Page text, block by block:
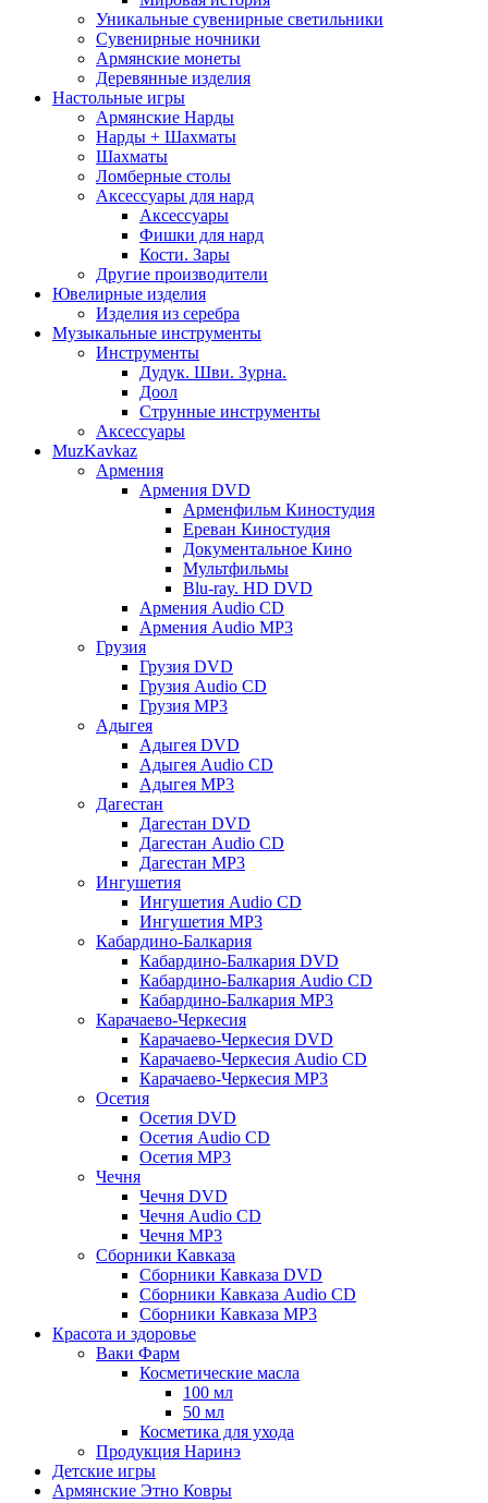
Уникальные сувенирные светильники
Сувенирные ночники
Армянские монеты
Деревянные изделия
Настольные игры
Армянские Нарды
Нарды + Шахматы
Шахматы
Ломберные столы
Аксессуары для нард
Аксессуары
Фишки для нард
Кости. Зары
Другие производители
Ювелирные изделия
Изделия из серебра
Музыкальные инструменты
Инструменты
Дудук. Шви. Зурна.
Доол
Струнные инструменты
Аксессуары
MuzKavkaz
Армения
Армения DVD
Арменфильм Киностудия
Ереван Киностудия
Документальное Кино
Мультфильмы
Blu-ray. HD DVD
Армения Audio CD
Армения Audio MP3
Грузия
Грузия DVD
Грузия Audio CD
Грузия MP3
Адыгея
Адыгея DVD
Адыгея Audio CD
Адыгея MP3
Дагестан
Дагестан DVD
Дагестан Audio CD
Дагестан MP3
Ингушетия
Ингушетия Audio CD
Ингушетия MP3
Кабардино-Балкария
Кабардино-Балкария DVD
Кабардино-Балкария Audio CD
Кабардино-Балкария MP3
Карачаево-Черкесия
Карачаево-Черкесия DVD
Карачаево-Черкесия Audio CD
Карачаево-Черкесия MP3
Осетия
Осетия DVD
Осетия Audio CD
Осетия MP3
Чечня
Чечня DVD
Чечня Audio CD
Чечня MP3
Сборники Кавказа
Сборники Кавказа DVD
Сборники Кавказа Audio CD
Сборники Кавказа MP3
Красота и здоровье
Ваки Фарм
Косметические масла
100 мл
50 мл
Косметика для ухода
Продукция Наринэ
Детские игры
Армянские Этно Ковры